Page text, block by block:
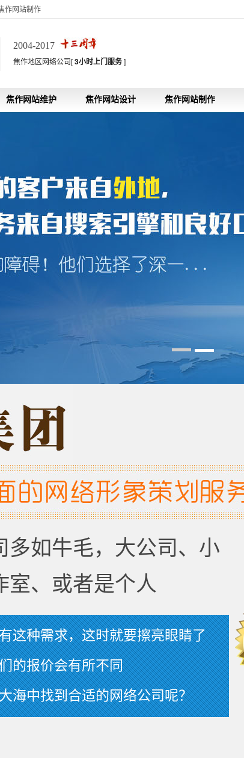
作网站制作
2004-2017
焦作地区网络公司[3小时上门服务]
焦作网站维护 焦作网站设计 焦作网站制作
多如牛毛，大公司、小
室、或者是个人
这种需求，这时就要擦亮眼睛了
的报价会有所不同
海中找到合适的网络公司呢？